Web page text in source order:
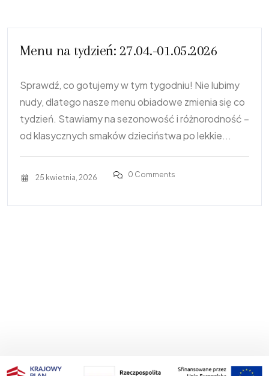
Menu na tydzień: 27.04.-01.05.2026
Sprawdź, co gotujemy w tym tygodniu! Nie lubimy
nudy, dlatego nasze menu obiadowe zmienia się co
tydzień. Stawiamy na sezonowość i różnorodność –
od klasycznych smaków dzieciństwa po lekkie...
25 kwietnia, 2026 0 Comments